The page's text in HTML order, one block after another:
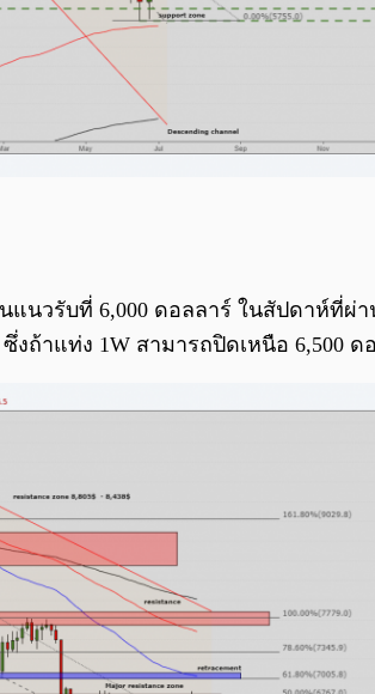
นวรับที่ 6,000 ดอลลาร์ ในสัปดาห์ที่ผ่
ซึ่งถ้าแท่ง 1W สามารถปิดเหนือ 6,500